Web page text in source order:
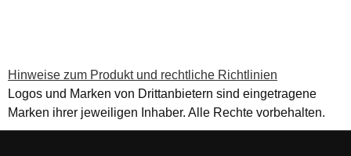
Hinweise zum Produkt und rechtliche Richtlinien
Logos und Marken von Drittanbietern sind eingetragene
Marken ihrer jeweiligen Inhaber. Alle Rechte vorbehalten.